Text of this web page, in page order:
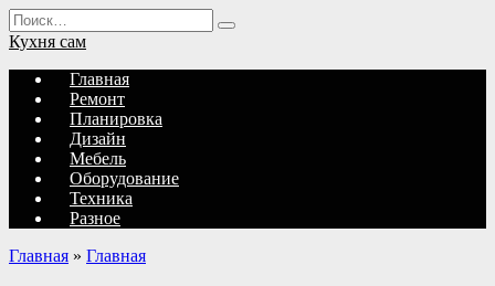
Перейти
к
содержанию
Search
for:
Кухня сам
Главная
Ремонт
Планировка
Дизайн
Мебель
Оборудование
Техника
Разное
Главная » Главная